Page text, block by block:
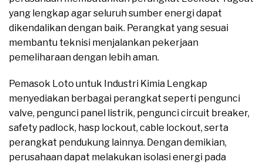
yang lengkap agar seluruh sumber energi dapat
dikendalikan dengan baik. Perangkat yang sesuai
membantu teknisi menjalankan pekerjaan
pemeliharaan dengan lebih aman.
Pemasok Loto untuk Industri Kimia Lengkap
menyediakan berbagai perangkat seperti pengunci
valve, pengunci panel listrik, pengunci circuit breaker,
safety padlock, hasp lockout, cable lockout, serta
perangkat pendukung lainnya. Dengan demikian,
perusahaan dapat melakukan isolasi energi pada